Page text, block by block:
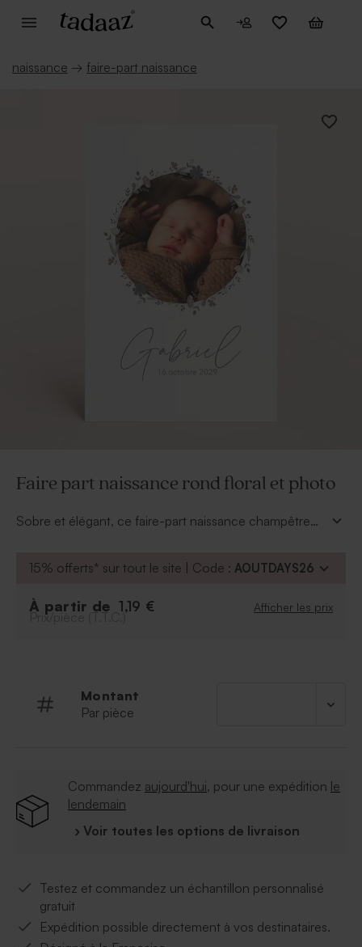
naissance → faire-part naissance
Faire part naissance rond floral et photo
Sobre et élégant, ce faire-part naissance champêtre
15% offerts* sur tout le site | Code : AOUTDAYS26
À partir de 1,19 € Afficher les prix
Prix/pièce (T.T.C.)
Montant
Par pièce
Commandez aujourd'hui, pour une expédition le
lendemain
› Voir toutes les options de livraison
Testez et commandez un échantillon personnalisé
gratuit
Expédition possible directement à vos destinataires.